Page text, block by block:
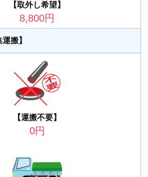
【取外し希望】
8,800円
搬】
【運搬不要】
0円